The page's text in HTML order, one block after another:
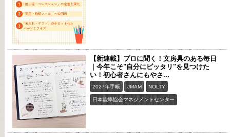
【新連載】プロに聞く！文房具のある毎日
｜今年こそ"自分にピッタリ"を見つけた
い！初心者さんにもやさ...
2027年手帳 JMAM NOLTY
日本能率協会マネジメントセンター